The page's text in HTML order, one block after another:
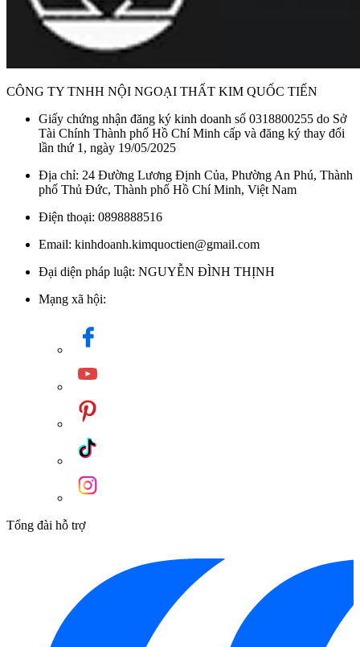
CÔNG TY TNHH NỘI NGOẠI THẤT KIM QUỐC TIẾN
Giấy chứng nhận đăng ký kinh doanh số 0318800255 do Sở
Tài Chính Thành phố Hồ Chí Minh cấp và đăng ký thay đổi
lần thứ 1, ngày 19/05/2025
Địa chỉ: 24 Đường Lương Định Của, Phường An Phú, Thành
phố Thủ Đức, Thành phố Hồ Chí Minh, Việt Nam
Điện thoại: 0898888516
Email: kinhdoanh.kimquoctien@gmail.com
Đại diện pháp luật: NGUYỄN ĐÌNH THỊNH
Mạng xã hội:
Tổng đài hỗ trợ